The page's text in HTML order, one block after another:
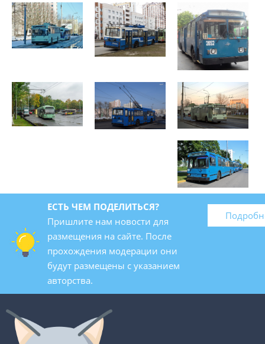
ЕСТЬ ЧЕМ ПОДЕЛИТЬСЯ?
Пришлите нам новости для
размещения на сайте. После
прохождения модерации они
будут размещены с указанием
авторства.